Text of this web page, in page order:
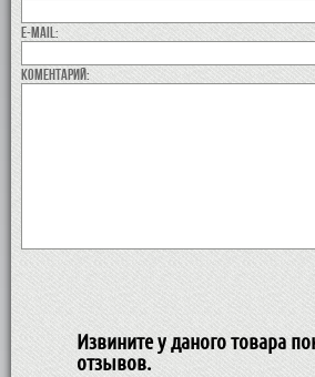
E-MAIL:
коментарий:
Извините у даного товара
отзывов.